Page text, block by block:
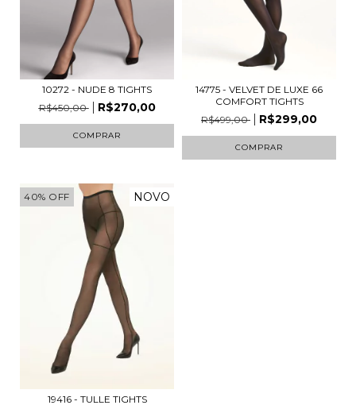
10272 - NUDE 8 TIGHTS
R$450,00
R$270,00
COMPRAR
14775 - VELVET DE LUXE 66
COMFORT TIGHTS
R$499,00
R$299,00
COMPRAR
40% OFF NOVO
19416 - TULLE TIGHTS